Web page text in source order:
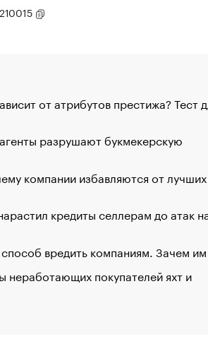
от атрибутов престижа? Тест
разрушают букмекерскую
компании избавляются от лучших
кредиты селлерам до атак
вредить компаниям. Зачем
неработающих покупателей яхт и